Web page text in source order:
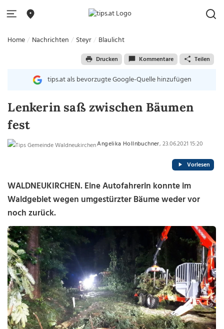
Home Nachrichten Steyr Blaulicht
Drucken Kommentare Teilen
tips.at als bevorzugte Google-Quelle hinzufügen
Lenkerin saß zwischen Bäumen
fest
Angelika Hollnbuchner, 23.06.2021 15:20
Vorlesen
WALDNEUKIRCHEN. Eine Autofahrerin konnte im
Waldgebiet wegen umgestürzter Bäume weder vor
noch zurück.